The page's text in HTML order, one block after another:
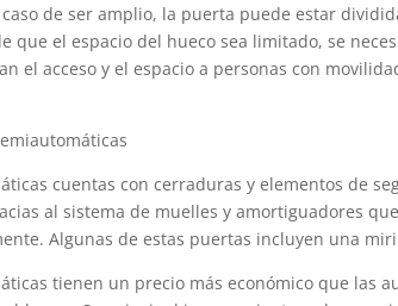
de ser amplio, la puerta puede estar
que el espacio del hueco sea limitado, se
el acceso y el espacio a personas con
cuentas con cerraduras y elementos de
al sistema de muelles y amortiguadores
Algunas de estas puertas incluyen una
tienen un precio más económico que las